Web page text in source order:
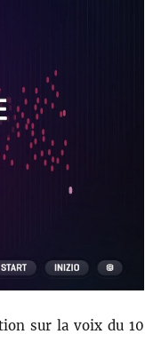
sur la voix du 10